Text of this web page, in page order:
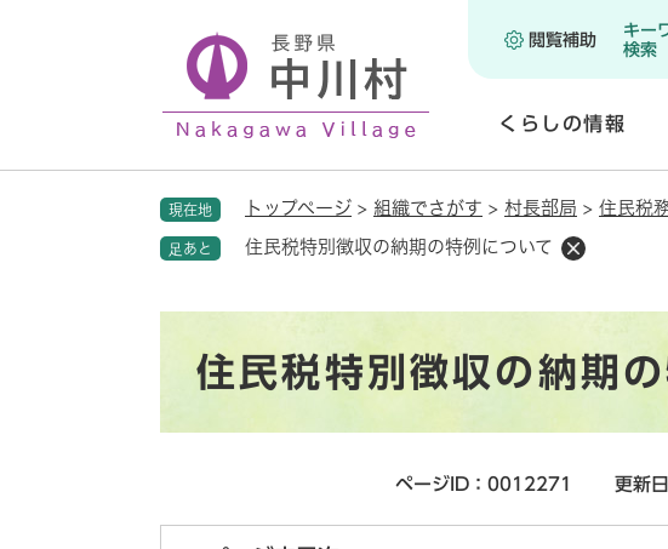
閲覧補助
キー
検索
くらしの情報
く
現在地 トップページ > 組織でさがす > 村長部局 > 住民税
足あと 住民税特別徴収の納期の特例について
住民税特別徴収の納期
ページID：0012271 更新